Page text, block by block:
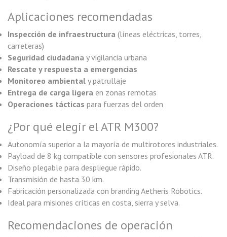
Aplicaciones recomendadas
Inspección de infraestructura (líneas eléctricas, torres,
carreteras)
Seguridad ciudadana y vigilancia urbana
Rescate y respuesta a emergencias
Monitoreo ambiental y patrullaje
Entrega de carga ligera en zonas remotas
Operaciones tácticas para fuerzas del orden
¿Por qué elegir el ATR M300?
Autonomía superior a la mayoría de multirotores industriales.
Payload de 8 kg compatible con sensores profesionales ATR.
Diseño plegable para despliegue rápido.
Transmisión de hasta 30 km.
Fabricación personalizada con branding Aetheris Robotics.
Ideal para misiones críticas en costa, sierra y selva.
Recomendaciones de operación